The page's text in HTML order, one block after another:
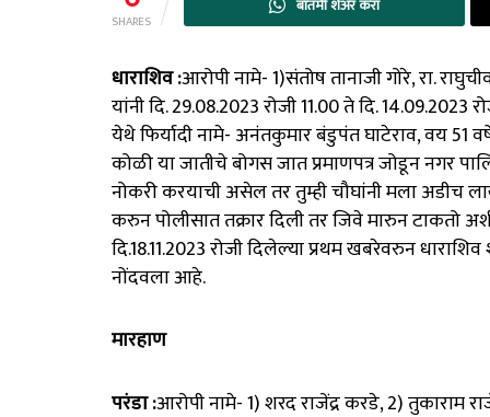
SHARES
बातमी शेअर करा
धाराशिव :आरोपी नामे- 1)संतोष तानाजी गोरे, रा.
यांनी दि. 29.08.2023 रोजी 11.00 ते दि. 14.09.2023
येथे फिर्यादी नामे- अनंतकुमार बंडुपंत घाटेराव, वय 51
कोळी या जातीचे बोगस जात प्रमाणपत्र जोडून नगर
नोकरी करयाची असेल तर तुम्ही चौघांनी मला अडीच
करुन पोलीसात तक्रार दिली तर जिवे मारुन टाकतो
दि.18.11.2023 रोजी दिलेल्या प्रथम खबरेवरुन
नोंदवला आहे.
मारहाण
परंडा :आरोपी नामे- 1) शरद राजेंद्र करडे, 2) तुकाराम